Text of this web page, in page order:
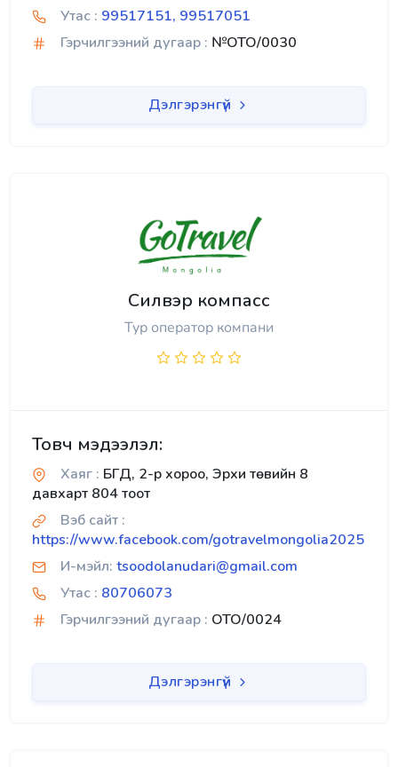
Утас : 99517151, 99517051
Гэрчилгээний дугаар : №OTO/0030
Дэлгэрэнгүй
Силвэр компасс
Тур оператор компани
Товч мэдээлэл:
Хаяг : БГД, 2-р хороо, Эрхи төвийн 8
давхарт 804 тоот
Вэб сайт :
https://www.facebook.com/gotravelmongolia2025
И-мэйл: tsoodolanudari@gmail.com
Утас : 80706073
Гэрчилгээний дугаар : OTO/0024
Дэлгэрэнгүй